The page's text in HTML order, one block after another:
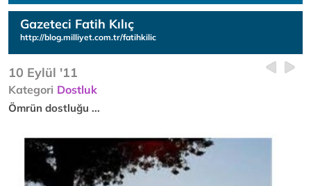
Gazeteci Fatih Kılıç
http://blog.milliyet.com.tr/fatihkilic
10 Eylül '11
Kategori Dostluk
Ömrün dostluğu ...